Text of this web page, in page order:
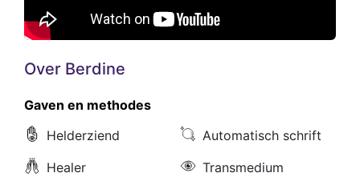
Over Berdine
Gaven en methodes
Helderziend
Automatisch schrift
Healer
Transmedium